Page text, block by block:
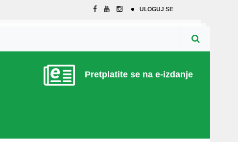
ULOGUJ SE
Pretplatite se na e-izdanje